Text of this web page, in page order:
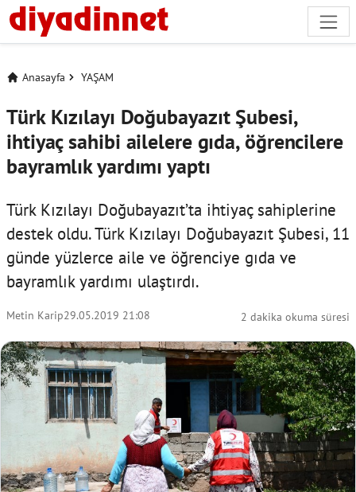
Anasayfa YAŞAM
Türk Kızılayı Doğubayazıt Şubesi,
ihtiyaç sahibi ailelere gıda, öğrencilere
bayramlık yardımı yaptı
Türk Kızılayı Doğubayazıt’ta ihtiyaç sahiplerine
destek oldu. Türk Kızılayı Doğubayazıt Şubesi, 11
günde yüzlerce aile ve öğrenciye gıda ve
bayramlık yardımı ulaştırdı.
Metin Karip29.05.2019 21:08 2 dakika okuma süresi